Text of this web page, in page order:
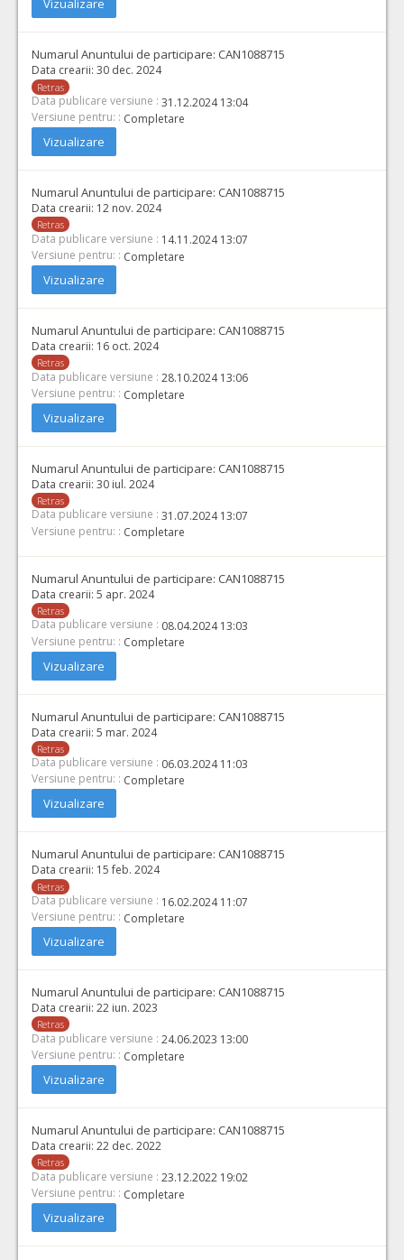
Vizualizare
Numarul Anuntului de participare: CAN1088715
Data crearii: 30 dec. 2024
Retras
Data publicare versiune : 31.12.2024 13:04
Versiune pentru: : Completare
Vizualizare
Numarul Anuntului de participare: CAN1088715
Data crearii: 12 nov. 2024
Retras
Data publicare versiune : 14.11.2024 13:07
Versiune pentru: : Completare
Vizualizare
Numarul Anuntului de participare: CAN1088715
Data crearii: 16 oct. 2024
Retras
Data publicare versiune : 28.10.2024 13:06
Versiune pentru: : Completare
Vizualizare
Numarul Anuntului de participare: CAN1088715
Data crearii: 30 iul. 2024
Retras
Data publicare versiune : 31.07.2024 13:07
Versiune pentru: : Completare
Numarul Anuntului de participare: CAN1088715
Data crearii: 5 apr. 2024
Retras
Data publicare versiune : 08.04.2024 13:03
Versiune pentru: : Completare
Vizualizare
Numarul Anuntului de participare: CAN1088715
Data crearii: 5 mar. 2024
Retras
Data publicare versiune : 06.03.2024 11:03
Versiune pentru: : Completare
Vizualizare
Numarul Anuntului de participare: CAN1088715
Data crearii: 15 feb. 2024
Retras
Data publicare versiune : 16.02.2024 11:07
Versiune pentru: : Completare
Vizualizare
Numarul Anuntului de participare: CAN1088715
Data crearii: 22 iun. 2023
Retras
Data publicare versiune : 24.06.2023 13:00
Versiune pentru: : Completare
Vizualizare
Numarul Anuntului de participare: CAN1088715
Data crearii: 22 dec. 2022
Retras
Data publicare versiune : 23.12.2022 19:02
Versiune pentru: : Completare
Vizualizare